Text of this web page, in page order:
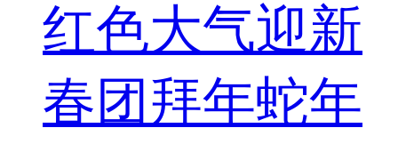
红色大气迎新
春团拜年蛇年